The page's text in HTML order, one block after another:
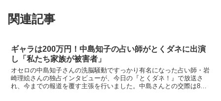
関連記事
ギャラは200万円！中島知子の占い師がとくダネに出演
し「私たち家族が被害者」
オセロの中島知子さんの洗脳騒動ですっかり有名になった占い師・岩
崎理絵さんの独占インタビューが、今日の『とくダネ！』で放送さ
れ、今までの報道を覆す主張を行いました。中島さんとの交際は8年